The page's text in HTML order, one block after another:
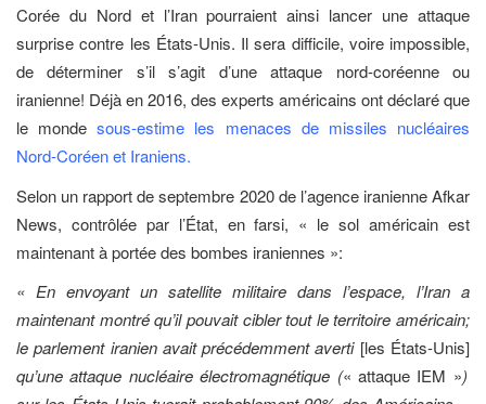
Corée du Nord et l’Iran pourraient ainsi lancer une attaque
surprise contre les États-Unis. Il sera difficile, voire impossible,
de déterminer s’il s’agit d’une attaque nord-coréenne ou
iranienne! Déjà en 2016, des experts américains ont déclaré que
le mondesous-estime les menaces de missiles nucléaires
Nord-Coréen et Iraniens.
Selon un rapport de septembre 2020 de l’agence iranienne Afkar
News, contrôlée par l’État, en farsi, « le sol américain est
maintenant à portée des bombes iraniennes »:
« En envoyant un satellite militaire dans l’espace, l’Iran a
maintenant montré qu’il pouvait cibler tout le territoire américain;
le parlement iranien avait précédemment averti [les États-Unis]
qu’une attaque nucléaire électromagnétique (« attaque IEM »)